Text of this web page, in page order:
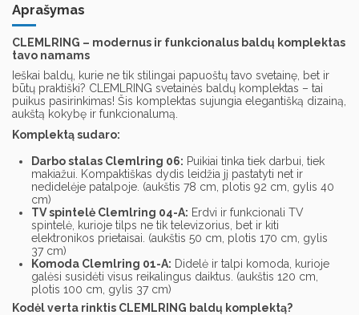
Aprašymas
CLEMLRING – modernus ir funkcionalus baldų komplektas
tavo namams
Ieškai baldų, kurie ne tik stilingai papuoštų tavo svetainę, bet ir
būtų praktiški? CLEMLRING svetainės baldų komplektas – tai
puikus pasirinkimas! Šis komplektas sujungia elegantišką dizainą,
aukštą kokybę ir funkcionalumą.
Komplektą sudaro:
Darbo stalas Clemlring 06: Puikiai tinka tiek darbui, tiek
makiažui.
Kompaktiškas dydis leidžia jį pastatyti net ir
nedidelėje patalpoje. (aukštis 78 cm, plotis 92 cm, gylis 40
cm)
TV spintelė Clemlring 04-A: Erdvi ir funkcionali TV
spintelė, kurioje tilps ne tik televizorius,
bet ir kiti
elektronikos prietaisai. (aukštis 50 cm, plotis 170 cm, gylis
37 cm)
Komoda Clemlring 01-A: Didelė ir talpi komoda,
kurioje
galėsi susidėti visus reikalingus daiktus. (aukštis 120 cm,
plotis 100 cm, gylis 37 cm)
Kodėl verta rinktis CLEMLRING baldų komplektą?